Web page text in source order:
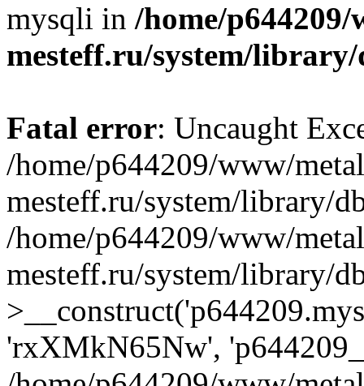
mysqli in /home/
mesteff.ru/system/
Fatal error: Uncaught
/home/p644209/www/
mesteff.ru/system/library/
/home/p644209/www/
mesteff.ru/system/library/
'rxXMkN65Nw',